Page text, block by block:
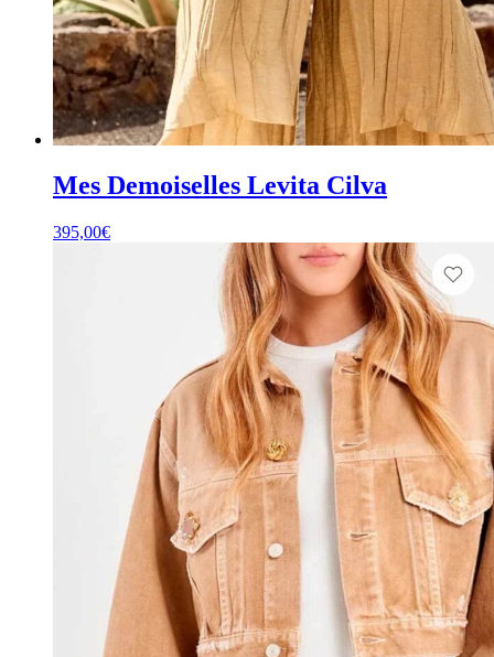
Mes Demoiselles Levita Cilva
395,00€